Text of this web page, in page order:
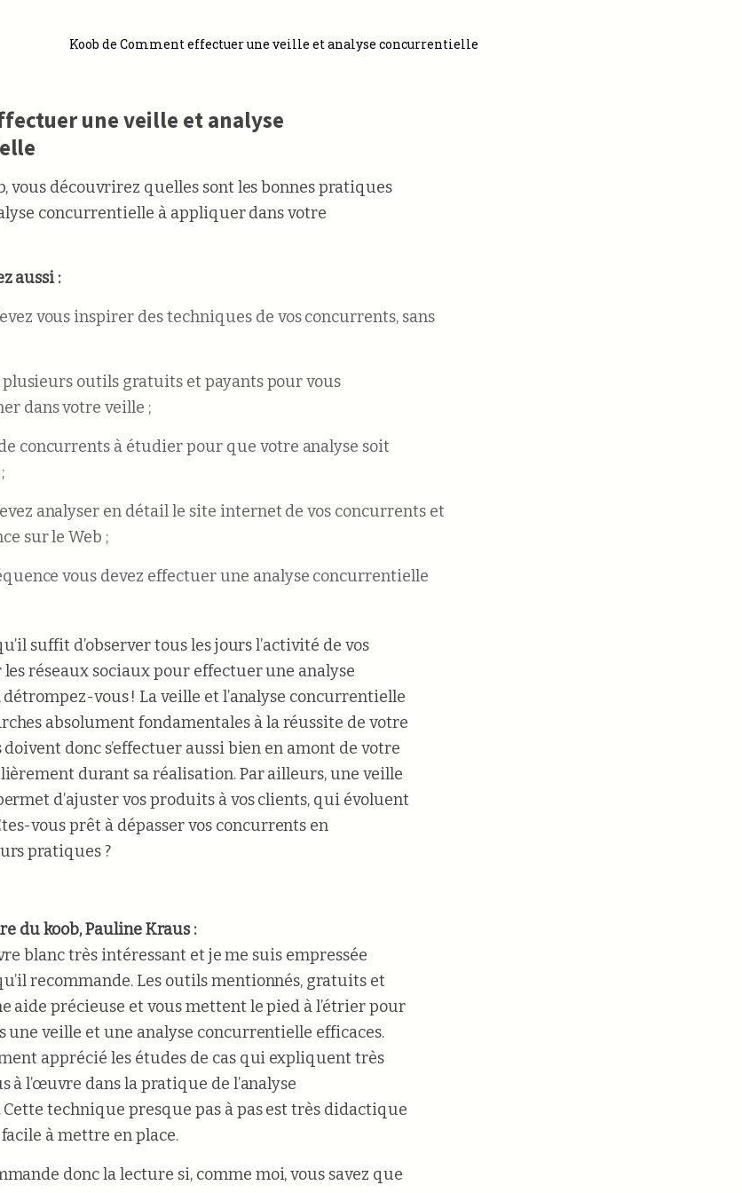
Koob de Comment effectuer une veille et analyse concurrentielle
une veille et analyse
vous découvrirez quelles sont les bonnes pratiques
concurrentielle à appliquer dans votre
aussi :
vous inspirer des techniques de vos concurrents, sans
plusieurs outils gratuits et payants pour vous
dans votre veille ;
concurrents à étudier pour que votre analyse soit
analyser en détail le site internet de vos concurrents et
sur le Web ;
vous devez effectuer une analyse concurrentielle
suffit d’observer tous les jours l’activité de vos
réseaux sociaux pour effectuer une analyse
vous ! La veille et l’analyse concurrentielle
absolument fondamentales à la réussite de votre
donc s’effectuer aussi bien en amont de votre
durant sa réalisation. Par ailleurs, une veille
d’ajuster vos produits à vos clients, qui évoluent
vous prêt à dépasser vos concurrents en
pratiques ?
du koob, Pauline Kraus :
blanc très intéressant et je me suis empressée
recommande. Les outils mentionnés, gratuits et
aide précieuse et vous mettent le pied à l’étrier pour
une veille et une analyse concurrentielle efficaces.
apprécié les études de cas qui expliquent très
à l’œuvre dans la pratique de l’analyse
technique presque pas à pas est très didactique
à mettre en place.
donc la lecture si, comme moi, vous savez que